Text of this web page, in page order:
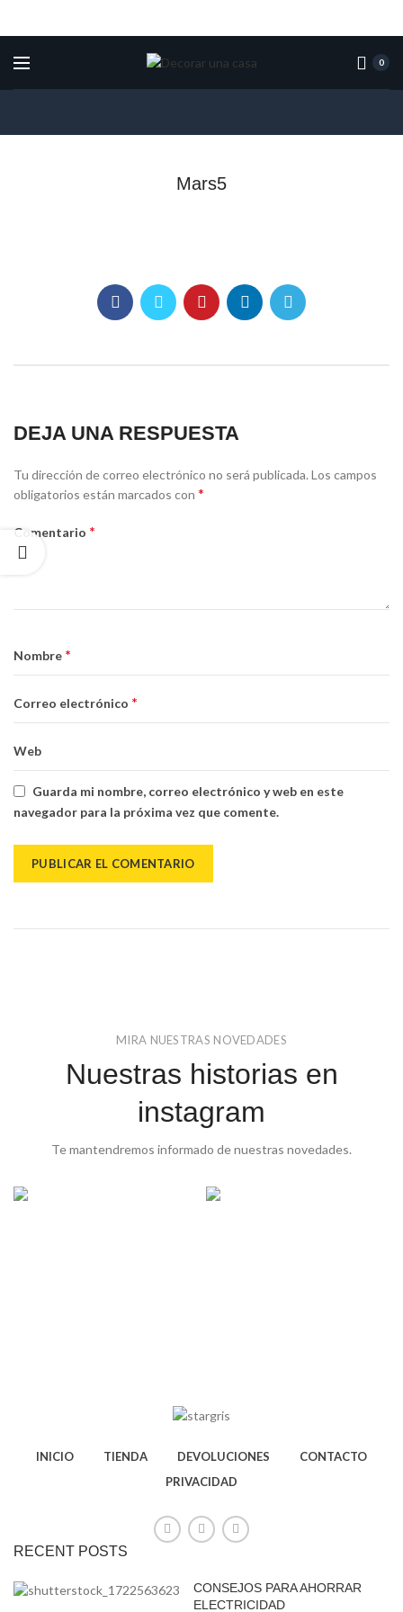
0
Mars5
DEJA UNA RESPUESTA
Tu dirección de correo electrónico no será publicada.Los campos
obligatorios están marcados con *
Comentario *
Nombre *
Correo electrónico *
Web
Guarda mi nombre, correo electrónico y web en este
navegador para la próxima vez que comente.
MIRA NUESTRAS NOVEDADES
Nuestras historias en
instagram
Te mantendremos informado de nuestras novedades.
INICIO TIENDA DEVOLUCIONES
CONTACTO
PRIVACIDAD
RECENT POSTS
CONSEJOS PARA AHORRAR
ELECTRICIDAD